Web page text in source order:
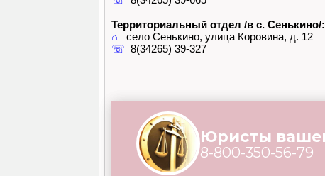
Территориальный отдел /в с. Сенькино/:
⌂ село Сенькино, улица Коровина, д. 12
☏ 8(34265) 39-327